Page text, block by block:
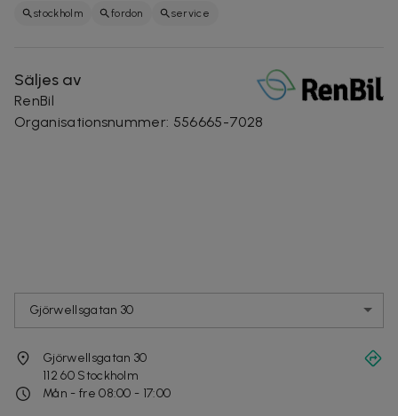
stockholm fordon service
Säljes av
RenBil
Organisationsnummer: 556665-7028
Gjörwellsgatan 30
Gjörwellsgatan 30
112 60 Stockholm
Mån - fre 08:00 - 17:00